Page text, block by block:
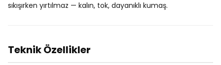
sıkışırken yırtılmaz — kalın, tok, dayanıklı kumaş.
Teknik Özellikler